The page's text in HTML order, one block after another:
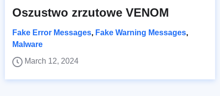
Oszustwo zrzutowe VENOM
Fake Error Messages, Fake Warning Messages,
Malware
March 12, 2024